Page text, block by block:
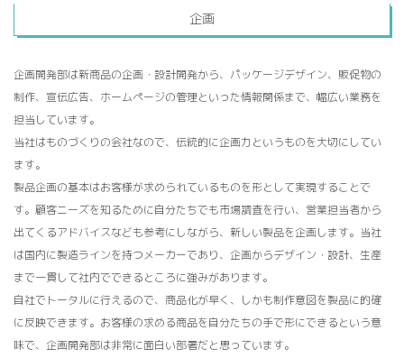
企画
企画開発部は新商品の企画・設計開発から、パッケージデザイン、販促物の
制作、宣伝広告、ホームページの管理といった情報関係まで、幅広い業務を
担当しています。
当社はものづくりの会社なので、伝統的に企画力というものを大切にしてい
ます。
製品企画の基本はお客様が求められているものを形として実現することで
す。顧客ニーズを知るために自分たちでも市場調査を行い、営業担当者から
出てくるアドバイスなども参考にしながら、新しい製品を企画します。当社
は国内に製造ラインを持つメーカーであり、企画からデザイン・設計、生産
まで一貫して社内でできるところに強みがあります。
自社でトータルに行えるので、商品化が早く、しかも制作意図を製品に的確
に反映できます。お客様の求める商品を自分たちの手で形にできるという意
味で、企画開発部は非常に面白い部署だと思っています。